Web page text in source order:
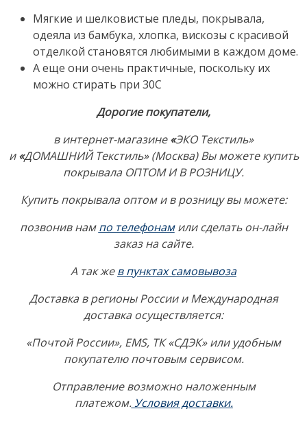
Мягкие и шелковистые пледы, покрывала,
одеяла из бамбука, хлопка, вискозы с красивой
отделкой становятся любимыми в каждом доме.
А еще они очень практичные, поскольку их
можно стирать при 30С
Дорогие покупатели,
в интернет-магазине«ЭКО Текстиль»
и«ДОМАШНИЙ Текстиль» (Москва) Вы можете купить
покрывала ОПТОМ И В РОЗНИЦУ.
Купить покрывала оптом и в розницу вы можете:
позвонив нампо телефонамили сделать он-лайн
заказ на сайте.
А так жев пунктах самовывоза
Доставка в регионы России и Международная
доставка осуществляется:
«Почтой России», EMS, ТК «СДЭК» или удобным
покупателю почтовым сервисом.
Отправление возможно наложенным
платежом. Условия доставки.